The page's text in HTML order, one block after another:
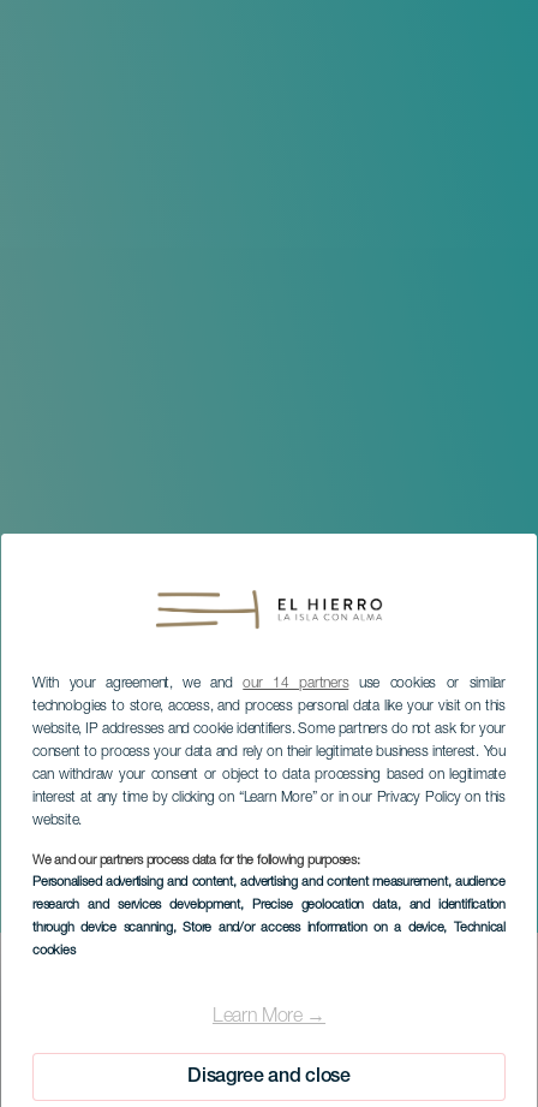
With your agreement, we andour 14 partnersuse cookies or similar
technologies to store, access, and process personal data like your visit on this
website, IP addresses and cookie identifiers. Some partners do not ask for your
consent to process your data and rely on their legitimate business interest. You
can withdraw your consent or object to data processing based on legitimate
interest at any time by clicking on “Learn More” or in our Privacy Policy on this
website.
We and our partners process data for the following purposes:
Personalised advertising and content, advertising and content measurement, audience
research and services development, Precise geolocation data, and identification
through device scanning, Store and/or access information on a device, Technical
cookies
Learn More →
Disagree and close
Fiesta Sin de Navidad
EL HIERRO